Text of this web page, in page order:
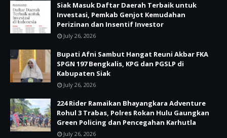
Siak Masuk Daftar Daerah Terbaik untuk
Investasi, Pemkab Genjot Kemudahan
Perizinan dan Insentif Investor
July 26, 2026
Bupati Afni Sambut Hangat Reuni Akbar FKA
SPGN 197 Bengkalis, KPG dan PGSLP di
Kabupaten Siak
July 26, 2026
224 Rider Ramaikan Bhayangkara Adventure
Rohul 3 Trabas, Polres Rokan Hulu Gaungkan
Green Policing dan Pencegahan Karhutla
July 26, 2026